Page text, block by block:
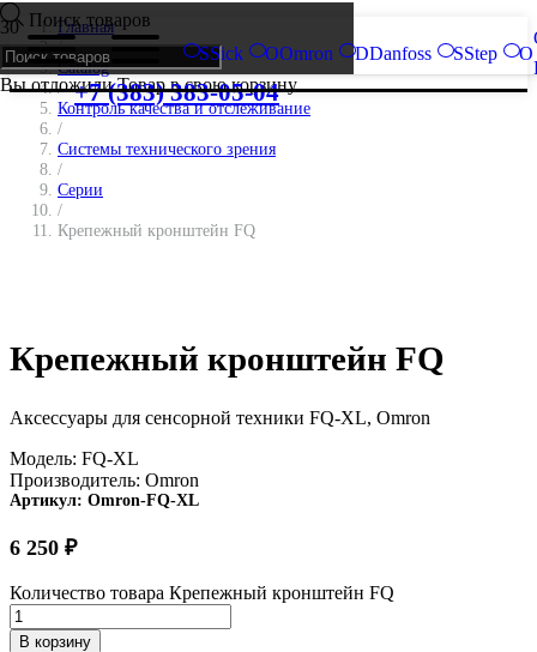
SSick OOmron DDanfoss SStep O
Поиск товаров
+7 (383) 383-05-04
Вы отложилиТоварв свою корзину.
Главная
/
Catalog
/
Контроль качества и отслеживание
/
Системы технического зрения
/
Серии
/
Крепежный кронштейн FQ
Крепежный кронштейн FQ
Аксессуары для сенсорной техники FQ-XL, Omron
Модель: FQ-XL
Производитель: Omron
Артикул: Omron-FQ-XL
6 250 ₽
Количество товара Крепежный кронштейн FQ
В корзину